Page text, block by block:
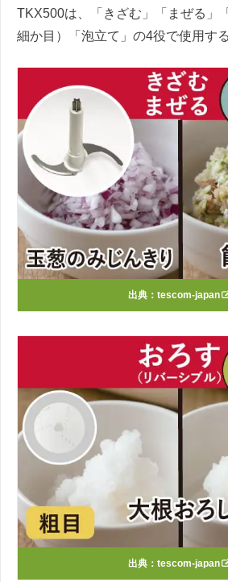
TKX500は、「きざむ」「まぜる」
細か目）「泡立て」の4役で使用す
出典： tescom-japan
出典： tescom-japan